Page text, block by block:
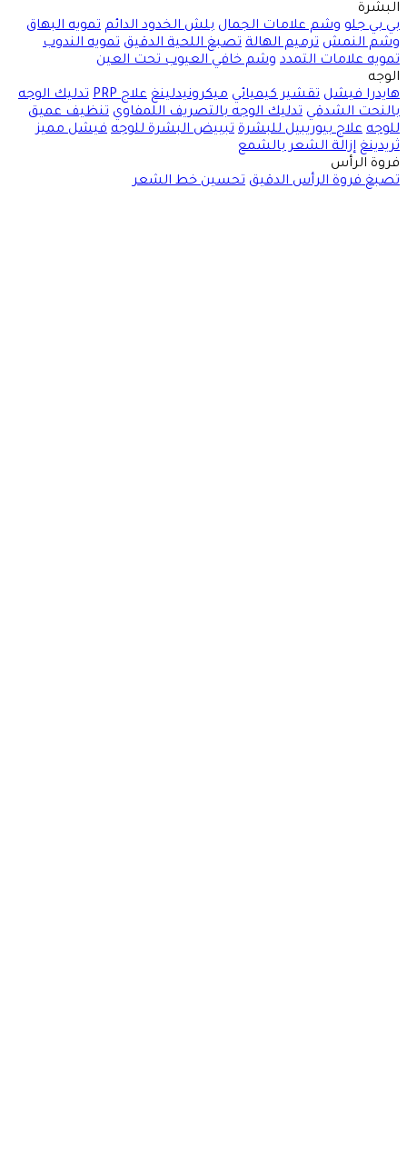
البشرة
بي بي جلو وشم علامات الجمال بلش الخدود الدائم تمويه البهاق
وشم النمش ترميم الهالة تصبغ اللحية الدقيق تمويه الندوب
تمويه علامات التمدد وشم خافي العيوب تحت العين
الوجه
هايدرا فيشل تقشير كيميائي ميكرونيدلينغ علاج PRP
تدليك الوجه
بالنحت الشدقي تدليك الوجه بالتصريف اللمفاوي تنظيف عميق
للوجه علاج بيوريبيل للبشرة تبييض البشرة للوجه فيشل مميز
ثريدينغ إزالة الشعر بالشمع
فروة الرأس
تصبغ فروة الرأس الدقيق تحسين خط الشعر